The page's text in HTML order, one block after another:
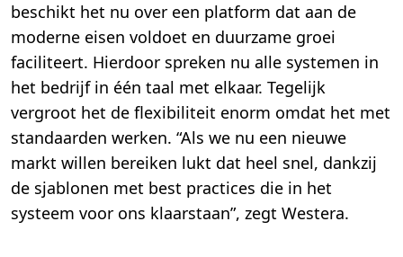
beschikt het nu over een platform dat aan de
moderne eisen voldoet en duurzame groei
faciliteert. Hierdoor spreken nu alle systemen in
het bedrijf in één taal met elkaar. Tegelijk
vergroot het de flexibiliteit enorm omdat het met
standaarden werken. “Als we nu een nieuwe
markt willen bereiken lukt dat heel snel, dankzij
de sjablonen met best practices die in het
systeem voor ons klaarstaan”, zegt Westera.